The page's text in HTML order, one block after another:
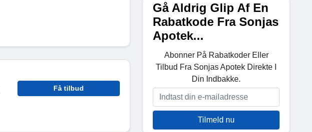
Få tilbud
Gå Aldrig Glip Af En
Rabatkode Fra Sonjas
Apotek...
Abonner På Rabatkoder Eller
Tilbud Fra Sonjas Apotek Direkte I
Din Indbakke.
Tilmeld nu